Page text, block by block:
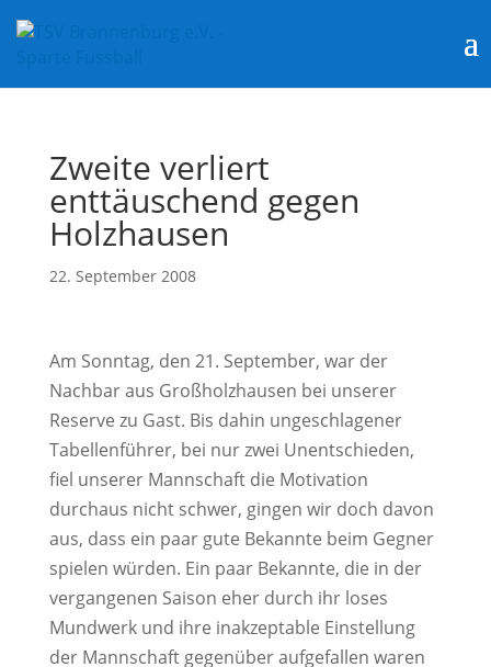
Zweite verliert
enttäuschend gegen
Holzhausen
22. September 2008
Am Sonntag, den 21. September, war der
Nachbar aus Großholzhausen bei unserer
Reserve zu Gast. Bis dahin ungeschlagener
Tabellenführer, bei nur zwei Unentschieden,
fiel unserer Mannschaft die Motivation
durchaus nicht schwer, gingen wir doch davon
aus, dass ein paar gute Bekannte beim Gegner
spielen würden. Ein paar Bekannte, die in der
vergangenen Saison eher durch ihr loses
Mundwerk und ihre inakzeptable Einstellung
der Mannschaft gegenüber aufgefallen waren